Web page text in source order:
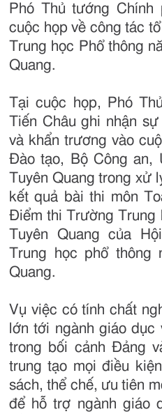
Phó Thủ tướng
cuộc họp về công tác
Trung học Phổ thông
Quang.
Tại cuộc họp, Phó
Tiến Châu ghi nhận
và khẩn trương vào
Đào tạo, Bộ Công an,
Tuyên Quang trong xử
kết quả bài thi môn
Điểm thi Trường Trung
Tuyên Quang của
Trung học phổ thông
Quang.
Vụ việc có tính chất
lớn tới ngành giáo dục
trong bối cảnh Đảng
trung tạo mọi điều
sách, thể chế, ưu tiên
để hỗ trợ ngành giáo